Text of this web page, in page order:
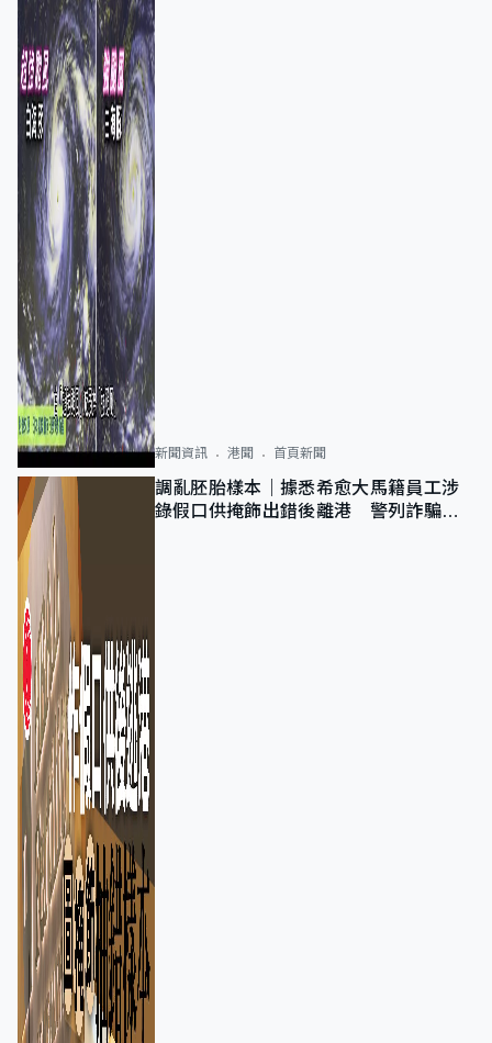
新聞資訊 港聞 首頁新聞
調亂胚胎樣本｜據悉希愈大馬籍員工涉
錄假口供掩飾出錯後離港 警列詐騙